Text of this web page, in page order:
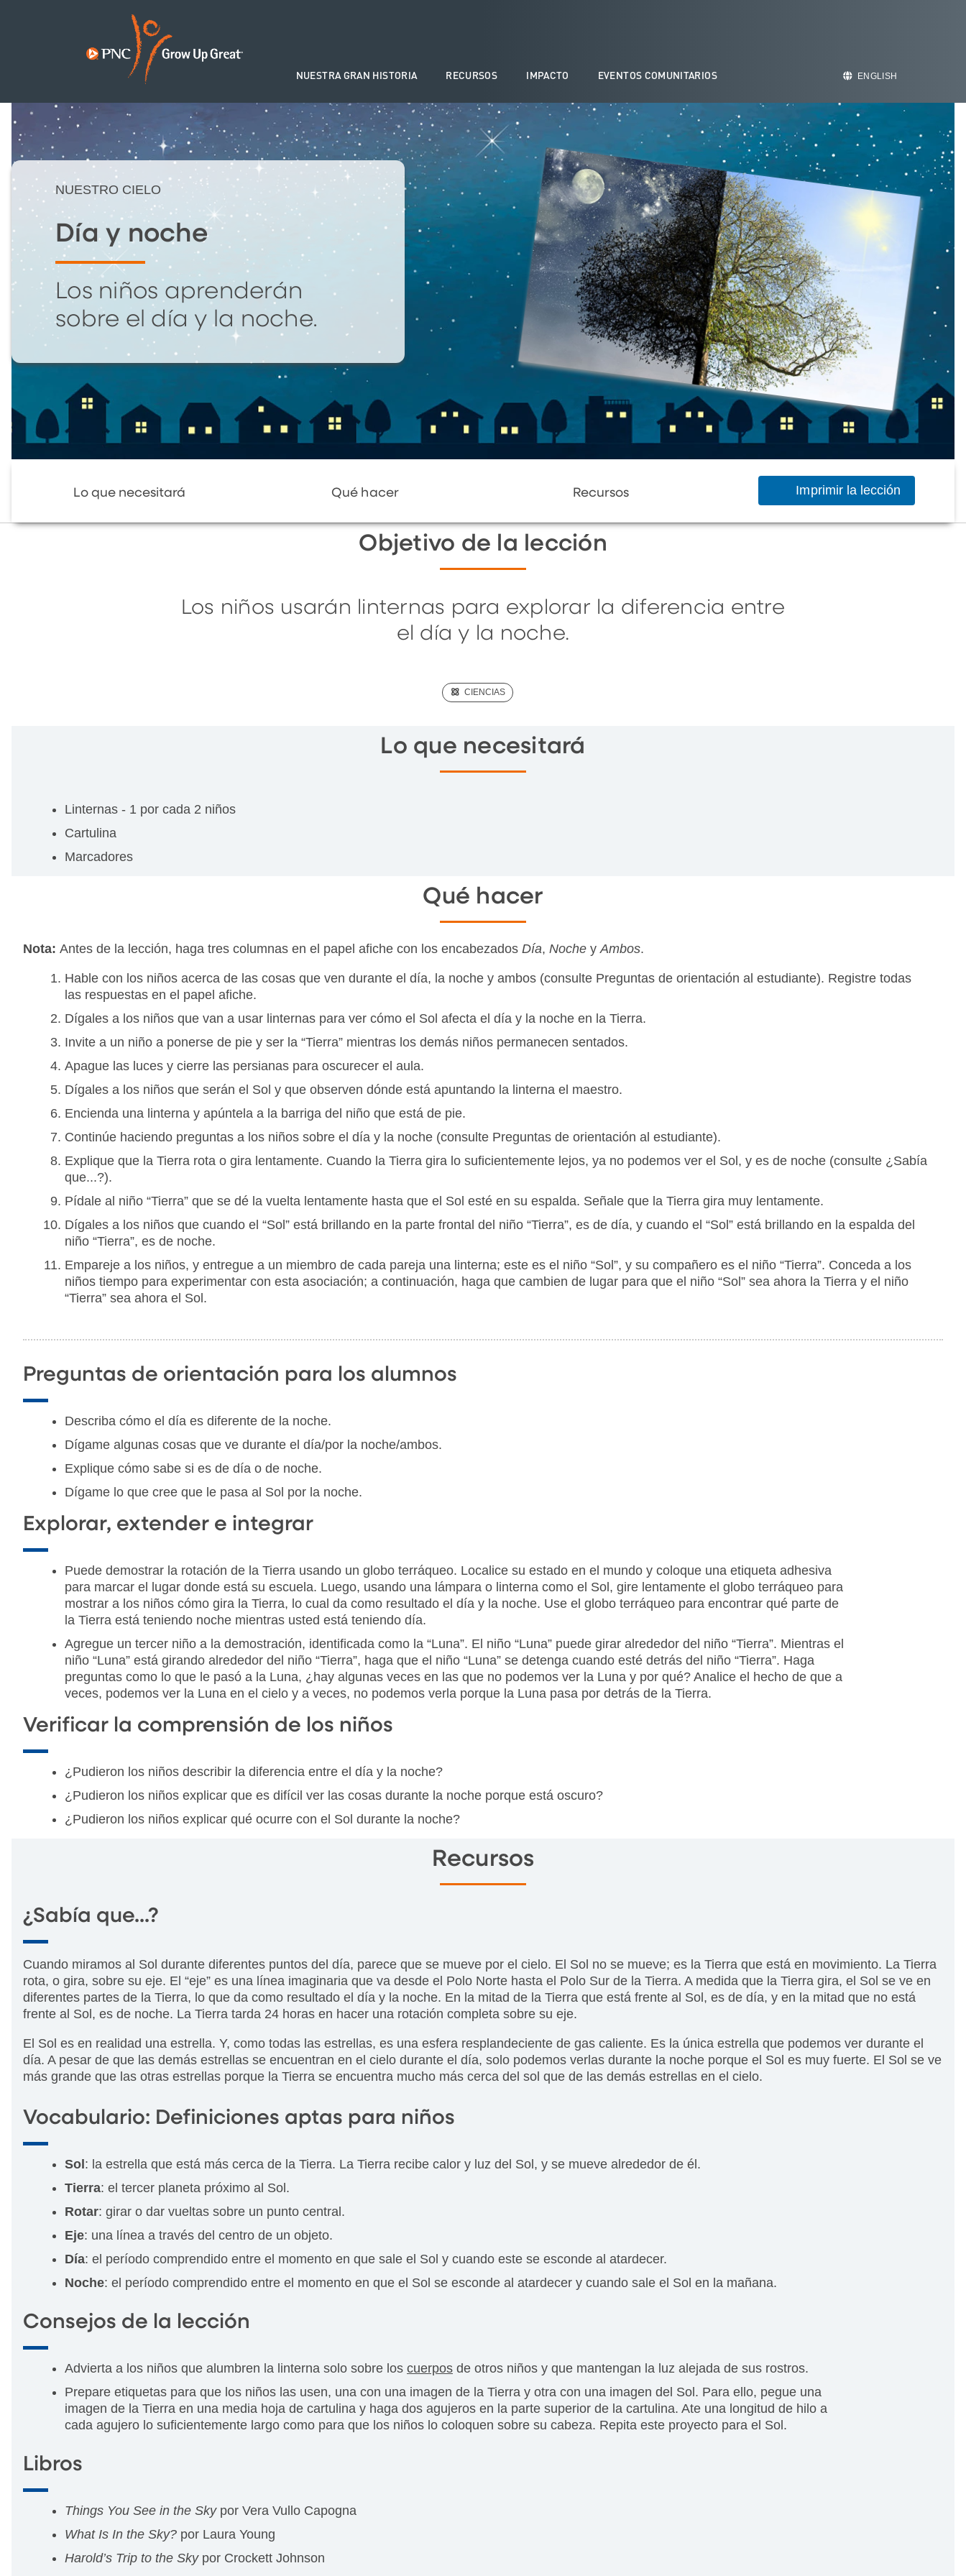
NUESTRA GRAN HISTORIA RECURSOS IMPACTO EVENTOS COMUNITARIOS ENGLISH
NUESTRO CIELO
Día y noche
Los niños aprenderán
sobre el día y la noche.
Lo que necesitará Qué hacer Recursos Imprimir la lección
Objetivo de la lección
Los niños usarán linternas para explorar la diferencia entre
el día y la noche.
(SCIENCE)
CIENCIAS
Lo que necesitará
Linternas - 1 por cada 2 niños
Cartulina
Marcadores
Qué hacer
Nota: Antes de la lección, haga tres columnas en el papel afiche con los encabezados Día, Noche y Ambos.
Hable con los niños acerca de las cosas que ven durante el día, la noche y ambos (consulte Preguntas de orientación al estudiante). Registre todas
las respuestas en el papel afiche.
Dígales a los niños que van a usar linternas para ver cómo el Sol afecta el día y la noche en la Tierra.
Invite a un niño a ponerse de pie y ser la “Tierra” mientras los demás niños permanecen sentados.
Apague las luces y cierre las persianas para oscurecer el aula.
Dígales a los niños que serán el Sol y que observen dónde está apuntando la linterna el maestro.
Encienda una linterna y apúntela a la barriga del niño que está de pie.
Continúe haciendo preguntas a los niños sobre el día y la noche (consulte Preguntas de orientación al estudiante).
Explique que la Tierra rota o gira lentamente. Cuando la Tierra gira lo suficientemente lejos, ya no podemos ver el Sol, y es de noche (consulte ¿Sabía
que...?).
Pídale al niño “Tierra” que se dé la vuelta lentamente hasta que el Sol esté en su espalda. Señale que la Tierra gira muy lentamente.
Dígales a los niños que cuando el “Sol” está brillando en la parte frontal del niño “Tierra”, es de día, y cuando el “Sol” está brillando en la espalda del
niño “Tierra”, es de noche.
Empareje a los niños, y entregue a un miembro de cada pareja una linterna; este es el niño “Sol”, y su compañero es el niño “Tierra”. Conceda a los
niños tiempo para experimentar con esta asociación; a continuación, haga que cambien de lugar para que el niño “Sol” sea ahora la Tierra y el niño
“Tierra” sea ahora el Sol.
Preguntas de orientación para los alumnos
Describa cómo el día es diferente de la noche.
Dígame algunas cosas que ve durante el día/por la noche/ambos.
Explique cómo sabe si es de día o de noche.
Dígame lo que cree que le pasa al Sol por la noche.
Explorar, extender e integrar
Puede demostrar la rotación de la Tierra usando un globo terráqueo. Localice su estado en el mundo y coloque una etiqueta adhesiva
para marcar el lugar donde está su escuela. Luego, usando una lámpara o linterna como el Sol, gire lentamente el globo terráqueo para
mostrar a los niños cómo gira la Tierra, lo cual da como resultado el día y la noche. Use el globo terráqueo para encontrar qué parte de
la Tierra está teniendo noche mientras usted está teniendo día.
Agregue un tercer niño a la demostración, identificada como la “Luna”. El niño “Luna” puede girar alrededor del niño “Tierra”. Mientras el
niño “Luna” está girando alrededor del niño “Tierra”, haga que el niño “Luna” se detenga cuando esté detrás del niño “Tierra”. Haga
preguntas como lo que le pasó a la Luna, ¿hay algunas veces en las que no podemos ver la Luna y por qué? Analice el hecho de que a
veces, podemos ver la Luna en el cielo y a veces, no podemos verla porque la Luna pasa por detrás de la Tierra.
Verificar la comprensión de los niños
¿Pudieron los niños describir la diferencia entre el día y la noche?
¿Pudieron los niños explicar que es difícil ver las cosas durante la noche porque está oscuro?
¿Pudieron los niños explicar qué ocurre con el Sol durante la noche?
Recursos
¿Sabía que...?
Cuando miramos al Sol durante diferentes puntos del día, parece que se mueve por el cielo. El Sol no se mueve; es la Tierra que está en movimiento. La Tierra
rota, o gira, sobre su eje. El “eje” es una línea imaginaria que va desde el Polo Norte hasta el Polo Sur de la Tierra. A medida que la Tierra gira, el Sol se ve en
diferentes partes de la Tierra, lo que da como resultado el día y la noche. En la mitad de la Tierra que está frente al Sol, es de día, y en la mitad que no está
frente al Sol, es de noche. La Tierra tarda 24 horas en hacer una rotación completa sobre su eje.
El Sol es en realidad una estrella. Y, como todas las estrellas, es una esfera resplandeciente de gas caliente. Es la única estrella que podemos ver durante el
día. A pesar de que las demás estrellas se encuentran en el cielo durante el día, solo podemos verlas durante la noche porque el Sol es muy fuerte. El Sol se ve
más grande que las otras estrellas porque la Tierra se encuentra mucho más cerca del sol que de las demás estrellas en el cielo.
Vocabulario: Definiciones aptas para niños
Sol: la estrella que está más cerca de la Tierra. La Tierra recibe calor y luz del Sol, y se mueve alrededor de él.
Tierra: el tercer planeta próximo al Sol.
Rotar: girar o dar vueltas sobre un punto central.
Eje: una línea a través del centro de un objeto.
Día: el período comprendido entre el momento en que sale el Sol y cuando este se esconde al atardecer.
Noche: el período comprendido entre el momento en que el Sol se esconde al atardecer y cuando sale el Sol en la mañana.
Consejos de la lección
Advierta a los niños que alumbren la linterna solo sobre los cuerpos de otros niños y que mantengan la luz alejada de sus rostros.
Prepare etiquetas para que los niños las usen, una con una imagen de la Tierra y otra con una imagen del Sol. Para ello, pegue una
imagen de la Tierra en una media hoja de cartulina y haga dos agujeros en la parte superior de la cartulina. Ate una longitud de hilo a
cada agujero lo suficientemente largo como para que los niños lo coloquen sobre su cabeza. Repita este proyecto para el Sol.
Libros
Things You See in the Skypor Vera Vullo Capogna
What Is In the Sky? por Laura Young
Harold’s Trip to the Skypor Crockett Johnson